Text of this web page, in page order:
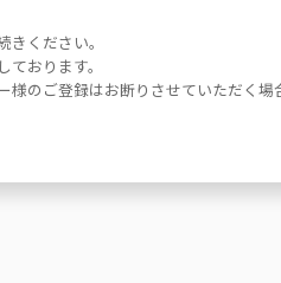
ください。
おります。
のご登録はお断りさせていただく場